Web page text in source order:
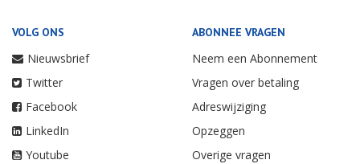
VOLG ONS
Nieuwsbrief
Twitter
Facebook
LinkedIn
Youtube
ABONNEE VRAGEN
Neem een Abonnement
Vragen over betaling
Adreswijziging
Opzeggen
Overige vragen